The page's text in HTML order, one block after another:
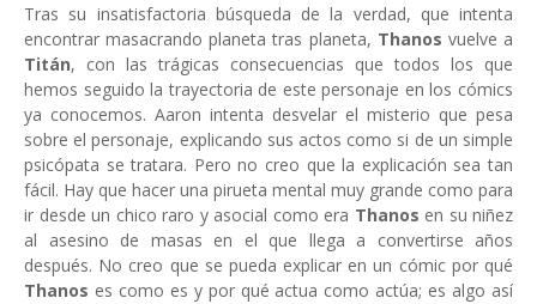
Tras su insatisfactoria búsqueda de la verdad, que intenta
encontrar masacrando planeta tras planeta, Thanos vuelve a
Titán, con las trágicas consecuencias que todos los que
hemos seguido la trayectoria de este personaje en los cómics
ya conocemos. Aaron intenta desvelar el misterio que pesa
sobre el personaje, explicando sus actos como si de un simple
psicópata se tratara. Pero no creo que la explicación sea tan
fácil. Hay que hacer una pirueta mental muy grande como para
ir desde un chico raro y asocial como era Thanos en su niñez
al asesino de masas en el que llega a convertirse años
después. No creo que se pueda explicar en un cómic por qué
Thanos es como es y por qué actua como actúa; es algo así